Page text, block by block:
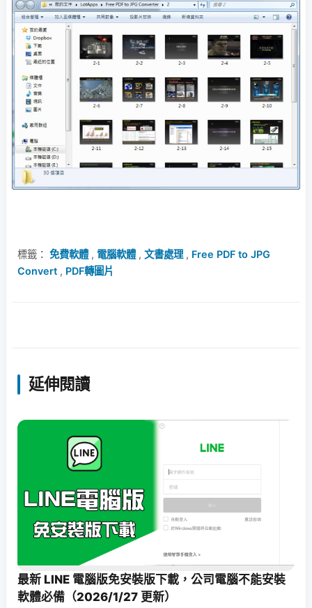
標籤： 免費軟體, 電腦軟體, 文書處理 , Free PDF to JPG
Convert , PDF轉圖片
延伸閱讀
最新 LINE 電腦版免安裝版下載，公司電腦不能安裝
軟體必備（2026/1/27 更新）